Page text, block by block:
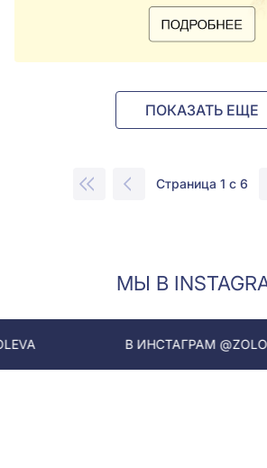
ПОКАЗАТЬ ЕЩЕ
Страница 1 с 6
МЫ В
В ИНСТАГРАМ @ZOLOTAKOROLEVA